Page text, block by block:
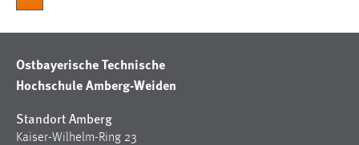
Ostbayerische Technische
Hochschule Amberg-Weiden
Standort Amberg
Kaiser-Wilhelm-Ring 23